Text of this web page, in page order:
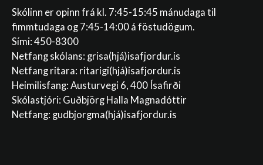
Skólinn er opinn frá kl. 7:45-15:45 mánudaga til
fimmtudaga og 7:45-14:00 á föstudögum.
Sími: 450-8300
Netfang skólans: grisa(hjá)isafjordur.is
Netfang ritara: ritarigi(hjá)isafjordur.is
Heimilisfang: Austurvegi 6, 400 Ísafirði
Skólastjóri: Guðbjörg Halla Magnadóttir
Netfang: gudbjorgma(hjá)isafjordur.is